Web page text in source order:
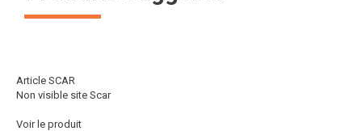
Article SCAR
Non visible site Scar
Voir le produit